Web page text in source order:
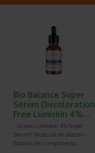
Bio Balance Super
Serum Discoloration
Free Lumiskin 4%…
Ce este Lumiskin 4% Super
Serum? Molecula de diacetil-
Boldina din componenta…